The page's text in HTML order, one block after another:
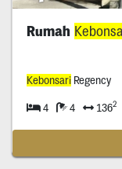
Rumah
KebonsariRegency
4 4 1362